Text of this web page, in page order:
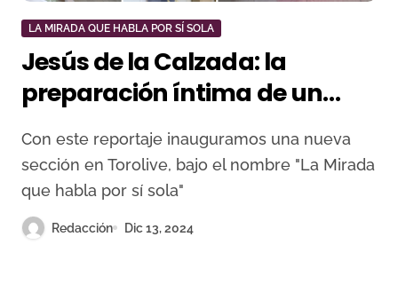
LA MIRADA QUE HABLA POR SÍ SOLA
Jesús de la Calzada: la
preparación íntima de un
novillero antes de Céret
Con este reportaje inauguramos una nueva
sección en Torolive, bajo el nombre "La Mirada
que habla por sí sola"
Redacción Dic 13, 2024